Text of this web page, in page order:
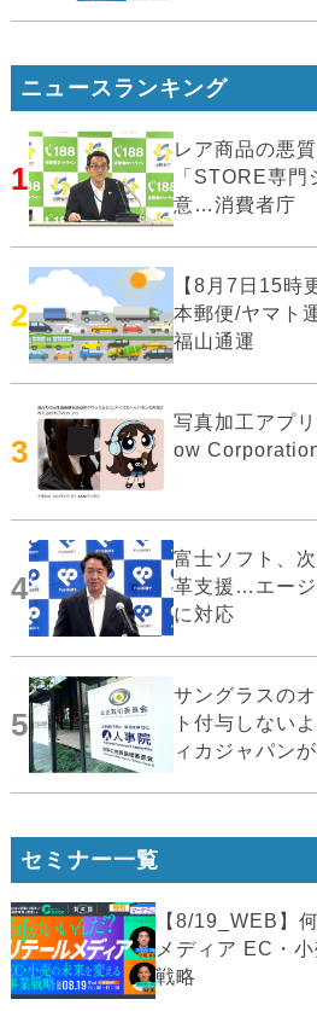
ニュースランキング
1
レア商品の悪
「STORE専
意…消費者庁
2
【8月7日15時
本郵便/ヤマト
福山通運
3
写真加工アプ
ow
4
富士ソフト、
革支援…エージ
に対応
5
サングラスの
ト付与しない
ィカジャパン
セミナー一覧
【8/19_WEB】
メディア EC・
戦略